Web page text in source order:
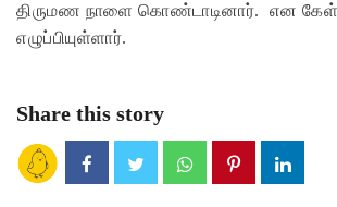
திருமண நாளை கொண்டாடினார். என
எழுப்பியுள்ளார்.
Share this story